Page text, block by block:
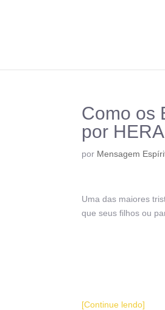
Como os
por
por Mensagem
Uma das maiores
que seus filhos ou
[Continue lendo]